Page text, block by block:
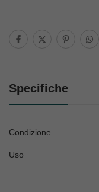
Specifiche
Condizione
Uso